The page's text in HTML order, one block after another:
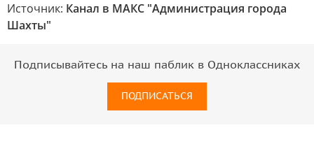
Источник: Канал в МАКС "Администрация города
Шахты"
Подписывайтесь на наш паблик в Одноклассниках
ПОДПИСАТЬСЯ